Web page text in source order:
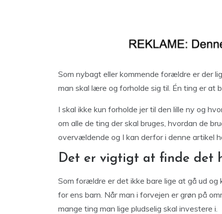
Som nybagt eller kommende forældre er der
man skal lære og forholde sig til. Én ting er at
I skal ikke kun forholde jer til den lille ny og
om alle de ting der skal bruges, hvordan de
overvældende og I kan derfor i denne artikel
Det er vigtigt at finde det
Som forældre er det ikke bare lige at gå ud
for ens barn. Når man i forvejen er grøn på
mange ting man lige pludselig skal investere i.